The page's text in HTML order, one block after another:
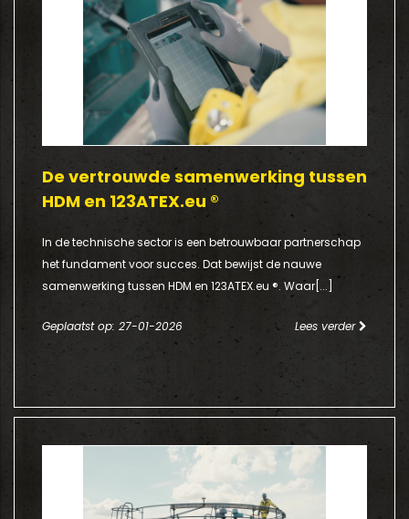
De vertrouwde samenwerking tussen
HDM en 123ATEX.eu ®
In de technische sector is een betrouwbaar partnerschap
het fundament voor succes. Dat bewijst de nauwe
samenwerking tussen HDM en 123ATEX.eu ®. Waar[...]
Geplaatst op: 27-01-2026 Lees verder